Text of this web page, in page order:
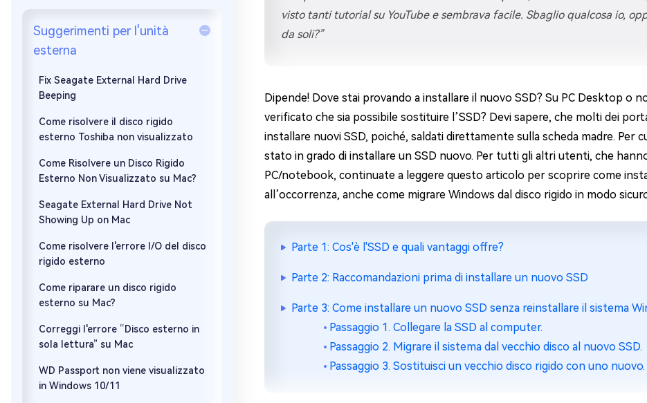
Windows 11 Upgrade Checker
Controllo gratuito dell'aggiornamento di Windows 11
Suggerimenti per l'unità
esterna
Fix Seagate External Hard Drive
Beeping
Come risolvere il disco rigido
esterno Toshiba non visualizzato
Come Risolvere un Disco Rigido
Esterno Non Visualizzato su Mac?
Seagate External Hard Drive Not
Showing Up on Mac
Come risolvere l'errore I/O del disco
rigido esterno
Come riparare un disco rigido
esterno su Mac?
Correggi l'errore “Disco esterno in
sola lettura” su Mac
WD Passport non viene visualizzato
in Windows 10/11
visto tanti tutorial su YouTube e sembrava facile. Sbaglio qualcosa io,
da soli?”
Dipende! Dove stai provando a installare il nuovo SSD? Su PC Desktop o
verificato che sia possibile sostituire l’SSD? Devi sapere, che molti dei
installare nuovi SSD, poiché, saldati direttamente sulla scheda madre. Per
stato in grado di installare un SSD nuovo. Per tutti gli altri utenti, che
PC/notebook, continuate a leggere questo articolo per scoprire come
all’occorrenza, anche come migrare Windows dal disco rigido in modo
Parte 1: Cos'è l'SSD e quali vantaggi offre?
Parte 2: Raccomandazioni prima di installare un nuovo SSD
Parte 3: Come installare un nuovo SSD senza reinstallare il sistema
Passaggio 1. Collegare la SSD al computer.
Passaggio 2. Migrare il sistema dal vecchio disco al nuovo SSD.
Passaggio 3. Sostituisci un vecchio disco rigido con uno nuovo.